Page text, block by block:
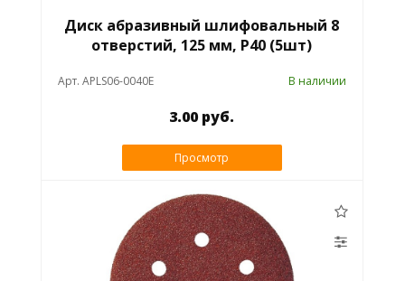
Диск абразивный шлифовальный 8
отверстий, 125 мм, Р40 (5шт)
Арт. APLS06-0040E В наличии
3.00 руб.
Просмотр